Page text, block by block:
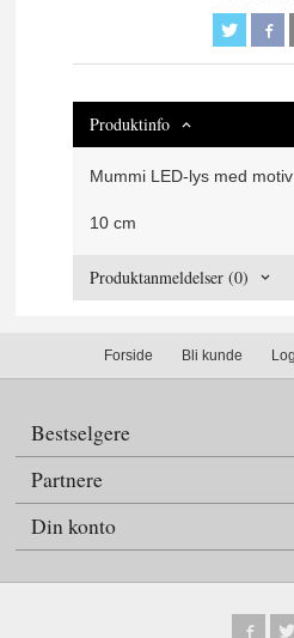
Produktinfo
Mummi LED-lys med
10 cm
Produktanmeldelser (0)
Forside Bli kunde
Bestselgere
Partnere
Din konto